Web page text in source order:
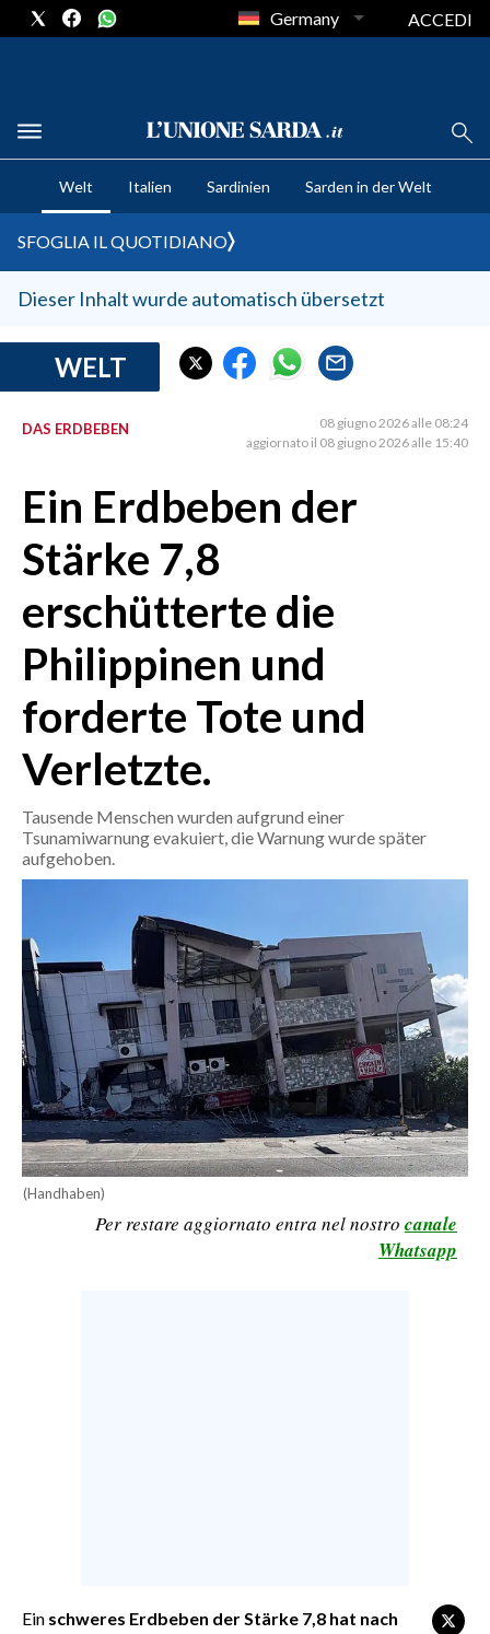
CRONACA SARDEGNA
CAGLIARI
SULCIS IGLESIENTE
MEDIO CAMPIDANO
SASSARI E PROVINCIA
GALLURA
NUORO E PROVINCIA
AGENDA
ITALIA
MONDO
POLITICA
ECONOMIA
SERVIZI ALLE IMPRESE
BANDI
SPORT IN SARDEGNA
SPORT
RISULTATI E CLASSIFICHE
CALCIO
CALCIO REGIONALE
BASKET
VOLLEY
MOTORI
TENNIS
ALTRI SPORT
Germany ACCEDI
Welt Italien Sardinien Sarden in der Welt
SFOGLIA IL QUOTIDIANO
Dieser Inhalt wurde automatisch übersetzt
WELT
DAS ERDBEBEN
08 giugno 2026 alle 08:24
aggiornato il 08 giugno 2026 alle 15:40
Ein Erdbeben der
Stärke 7,8
erschütterte die
Philippinen und
forderte Tote und
Verletzte.
Tausende Menschen wurden aufgrund einer
Tsunamiwarnung evakuiert, die Warnung wurde später
aufgehoben.
(Handhaben)
Per restare aggiornato entra nel nostro canale
Whatsapp
Ein schweres Erdbeben der Stärke 7,8 hat nach